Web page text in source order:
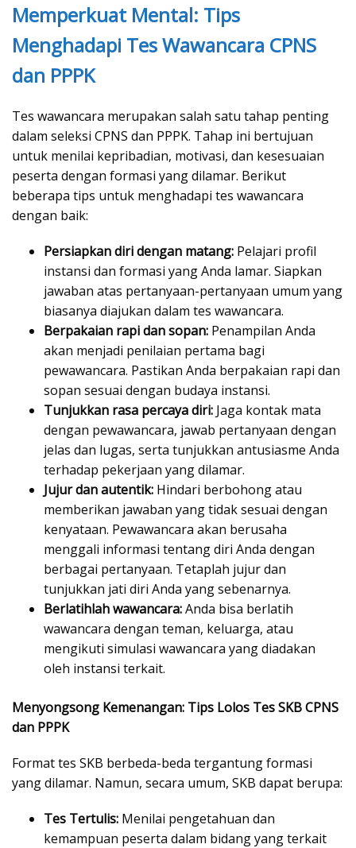
Memperkuat Mental: Tips
Menghadapi Tes Wawancara CPNS
dan PPPK
Tes wawancara merupakan salah satu tahap penting
dalam seleksi CPNS dan PPPK. Tahap ini bertujuan
untuk menilai kepribadian, motivasi, dan kesesuaian
peserta dengan formasi yang dilamar. Berikut
beberapa tips untuk menghadapi tes wawancara
dengan baik:
Persiapkan diri dengan matang: Pelajari profil
instansi dan formasi yang Anda lamar. Siapkan
jawaban atas pertanyaan-pertanyaan umum yang
biasanya diajukan dalam tes wawancara.
Berpakaian rapi dan sopan: Penampilan Anda
akan menjadi penilaian pertama bagi
pewawancara. Pastikan Anda berpakaian rapi dan
sopan sesuai dengan budaya instansi.
Tunjukkan rasa percaya diri: Jaga kontak mata
dengan pewawancara, jawab pertanyaan dengan
jelas dan lugas, serta tunjukkan antusiasme Anda
terhadap pekerjaan yang dilamar.
Jujur dan autentik: Hindari berbohong atau
memberikan jawaban yang tidak sesuai dengan
kenyataan. Pewawancara akan berusaha
menggali informasi tentang diri Anda dengan
berbagai pertanyaan. Tetaplah jujur dan
tunjukkan jati diri Anda yang sebenarnya.
Berlatihlah wawancara:Anda bisa berlatih
wawancara dengan teman, keluarga, atau
mengikuti simulasi wawancara yang diadakan
oleh instansi terkait.
Menyongsong Kemenangan: Tips Lolos Tes SKB CPNS
dan PPPK
Format tes SKB berbeda-beda tergantung formasi
yang dilamar. Namun, secara umum, SKB dapat berupa:
Tes Tertulis: Menilai pengetahuan dan
kemampuan peserta dalam bidang yang terkait